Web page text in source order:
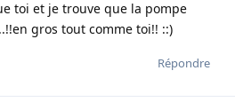
toi et je trouve que la pompe
gros tout comme toi!! ::)
Répondre